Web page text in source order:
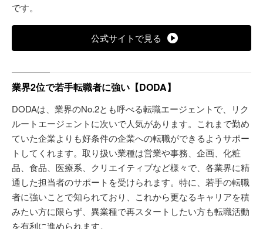
です。
公式サイトで見る
業界2位で若手転職者に強い【DODA】
DODAは、業界のNo.2とも呼べる転職エージェントで、リク
ルートエージェントに次いで人気があります。これまで勤め
ていた企業よりも好条件の企業への転職ができるようサポー
トしてくれます。取り扱い業種は営業や事務、企画、化粧
品、食品、医療系、クリエイティブなど様々で、各業界に精
通した担当者のサポートを受けられます。特に、若手の転職
者に強いことで知られており、これから更なるキャリアを積
みたい方に限らず、異業種で再スタートしたい方も転職活動
を有利に進められます。